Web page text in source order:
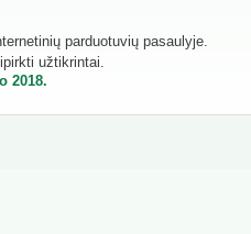
parduotuvių pasaulyje.
užtikrintai.
2018.